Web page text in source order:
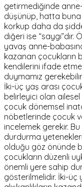
getirmediğinde
düşünüp, hatta
korkup daha da
diğeri ise
yavaş anne-
kazanan çocukların
kendilerini ifade
duymamız gerekebilir.
İki-üç yaş arası
belirleyici olan ailesel
çocuk dönemsel
nöbetlerinde çocuk
incelemek gerekir.
durdurma
olduğu göz önünde
çocukların düzenli
önemli yere sahip
gösterilmelidir. İki-